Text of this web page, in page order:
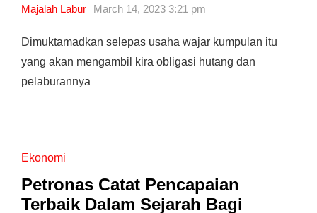
Majalah Labur March 14, 2023 3:21 pm
Dimuktamadkan selepas usaha wajar kumpulan itu
yang akan mengambil kira obligasi hutang dan
pelaburannya
Ekonomi
Petronas Catat Pencapaian
Terbaik Dalam Sejarah Bagi